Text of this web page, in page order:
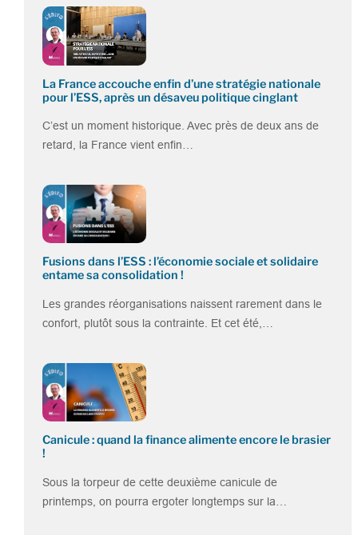
La France accouche enfin d’une stratégie nationale
pour l’ESS, après un désaveu politique cinglant
C’est un moment historique. Avec près de deux ans de
retard, la France vient enfin…
Fusions dans l’ESS : l’économie sociale et solidaire
entame sa consolidation !
Les grandes réorganisations naissent rarement dans le
confort, plutôt sous la contrainte. Et cet été,…
Canicule : quand la finance alimente encore le brasier
!
Sous la torpeur de cette deuxième canicule de
printemps, on pourra ergoter longtemps sur la…